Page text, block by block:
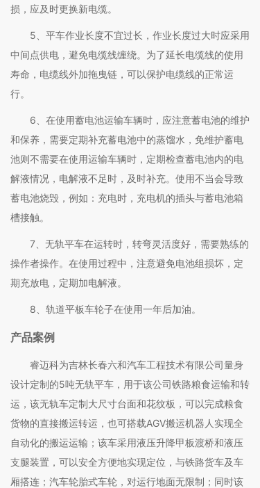
损，应及时更换新电缆。
5、平车作业长度不宜过长，作业长度过大时应采用
中间点供电，避免电缆线缠绕。为了延长电缆线的使用
寿命，电缆线外加拖曳链，可以保护电缆线的正常运
行。
6、在使用蓄电池运输车辆时，应注意蓄电池的维护
和保养，需要定期补充蓄电池中的蒸馏水，免维护蓄电
池则不需要在使用运输车辆时，定期检查蓄电池内的电
解液情况，电解液不足时，及时补充。使用不当会导致
蓄电池烧毁，例如：充电时，充电机的插头与蓄电池箱
槽接触。
7、无轨平车在运转时，转弯灵活度好，需要熟练的
操作者操作。在使用过程中，注意避免电池组损坏，定
期充放电，定期加电解液。
8、轨道平板车轮子在使用一年后加油。
产品案例
睿迈科为吉林长春六和汽车工程技术有限公司量身
设计定制的5吨无轨平车，用于该公司铁路粮食运输和转
运，该无轨车定制大尺寸台面和花纹板，可以完成粮食
货物的直接搬运转运，也可搭载AGV搬运机器人实现全
自动化的搬运运输；该车采用液压升降甲板渡桥和液压
支腿装置，可以安全方便地实现定位，与铁路货车及车
厢搭连；汽车轮胎式车轮，对运行地面无限制；同时该